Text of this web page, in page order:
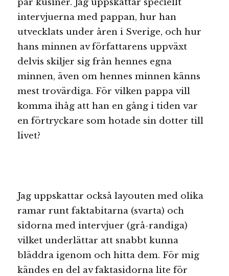
par kusiner. Jag uppskattar speciellt
intervjuerna med pappan, hur han
utvecklats under åren i Sverige, och hur
hans minnen av författarens uppväxt
delvis skiljer sig från hennes egna
minnen, även om hennes minnen känns
mest trovärdiga. För vilken pappa vill
komma ihåg att han en gång i tiden var
en förtryckare som hotade sin dotter till
livet?
Jag uppskattar också layouten med olika
ramar runt faktabitarna (svarta) och
sidorna med intervjuer (grå-randiga)
vilket underlättar att snabbt kunna
bläddra igenom och hitta dem. För mig
kändes en del av faktasidorna lite för